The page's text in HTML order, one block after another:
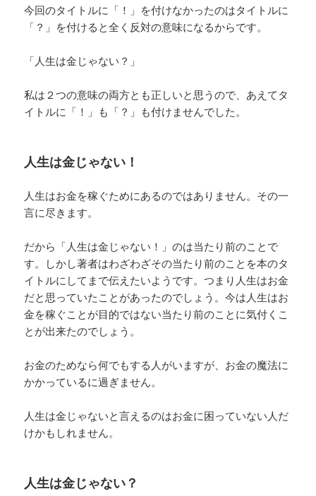
今回のタイトルに「！」を付けなかったのはタイトルに
「？」を付けると全く反対の意味になるからです。
「人生は金じゃない？」
私は２つの意味の両方とも正しいと思うので、あえてタ
イトルに「！」も「？」も付けませんでした。
人生は金じゃない！
人生はお金を稼ぐためにあるのではありません。その一
言に尽きます。
だから「人生は金じゃない！」のは当たり前のことで
す。しかし著者はわざわざその当たり前のことを本のタ
イトルにしてまで伝えたいようです。つまり人生はお金
だと思っていたことがあったのでしょう。今は人生はお
金を稼ぐことが目的ではない当たり前のことに気付くこ
とが出来たのでしょう。
お金のためなら何でもする人がいますが、お金の魔法に
かかっているに過ぎません。
人生は金じゃないと言えるのはお金に困っていない人だ
けかもしれません。
人生は金じゃない？